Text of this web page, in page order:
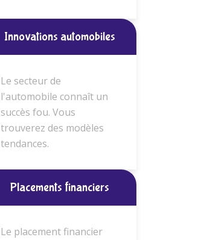
Innovations automobiles
Le secteur de
l'automobile connaît un
succès fou. Vous
trouverez des modèles
tendances.
Placements financiers
Le placement financier